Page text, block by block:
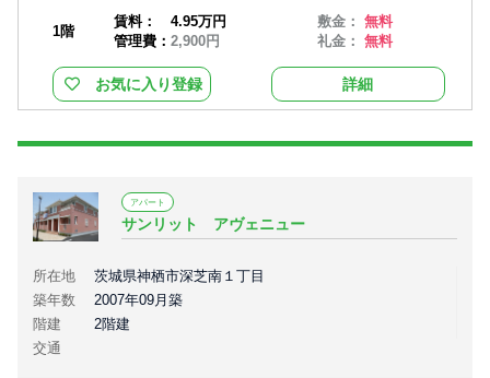
1階
賃料：
4.95万円
管理費： 2,900円
敷金：無料
礼金：無料
お気に入り登録 詳細
アパート
サンリット アヴェニュー
所在地
茨城県神栖市深芝南１丁目
築年数
2007年09月築
階建
2階建
交通